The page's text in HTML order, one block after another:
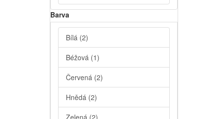
Barva
Bílá (2)
Béžová (1)
Červená (2)
Hnědá (2)